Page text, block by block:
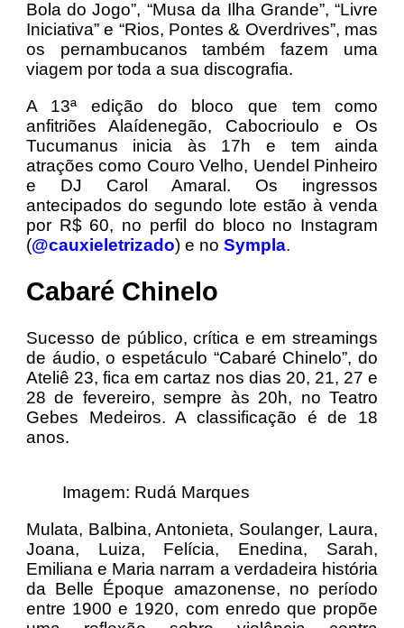
Bola do Jogo”, “Musa da Ilha Grande”, “Livre
Iniciativa” e “Rios, Pontes & Overdrives”, mas
os pernambucanos também fazem uma
viagem por toda a sua discografia.
A 13ª edição do bloco que tem como
anfitriões Alaídenegão, Cabocrioulo e Os
Tucumanus inicia às 17h e tem ainda
atrações como Couro Velho, Uendel Pinheiro
e DJ Carol Amaral. Os ingressos
antecipados do segundo lote estão à venda
por R$ 60, no perfil do bloco no Instagram
(@cauxieletrizado) e no Sympla.
Cabaré Chinelo
Sucesso de público, crítica e em streamings
de áudio, o espetáculo “Cabaré Chinelo”, do
Ateliê 23, fica em cartaz nos dias 20, 21, 27 e
28 de fevereiro, sempre às 20h, no Teatro
Gebes Medeiros. A classificação é de 18
anos.
Imagem: Rudá Marques
Mulata, Balbina, Antonieta, Soulanger, Laura,
Joana, Luiza, Felícia, Enedina, Sarah,
Emiliana e Maria narram a verdadeira história
da Belle Époque amazonense, no período
entre 1900 e 1920, com enredo que propõe